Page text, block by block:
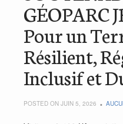
GÉOPARC
Pour un
Résilient,
Inclusif et
POSTED ON JUIN 5, 2026